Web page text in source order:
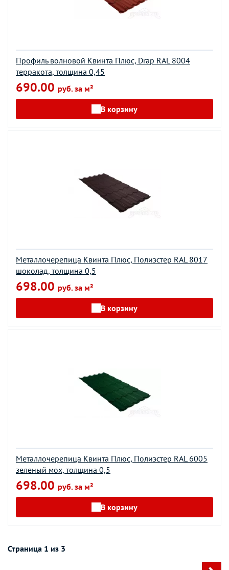
Профиль волновой Квинта Плюс, Drap RAL 8004
терракота, толщина 0,45
690.00 руб. за м²
В корзину
Металлочерепица Квинта Плюс, Полиэстер RAL 8017
шоколад, толщина 0,5
698.00 руб. за м²
В корзину
Металлочерепица Квинта Плюс, Полиэстер RAL 6005
зеленый мох, толщина 0,5
698.00 руб. за м²
В корзину
Страница 1 из 3